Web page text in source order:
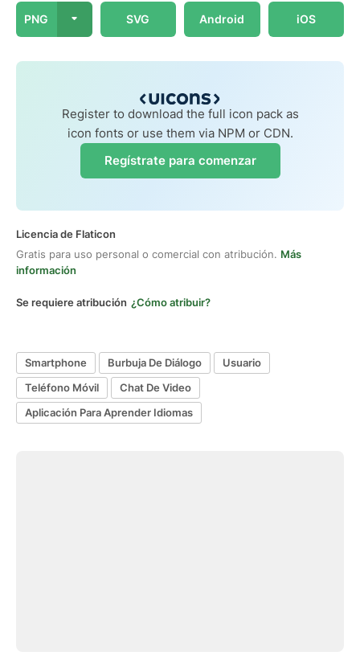
PNG SVG Android iOS
Register to download the full icon pack as
icon fonts or use them via NPM or CDN.
Regístrate para comenzar
Licencia de Flaticon
Gratis para uso personal o comercial con atribución. Más
información
Se requiere atribución ¿Cómo atribuir?
Smartphone Burbuja De Diálogo
Usuario
Teléfono Móvil
Chat De Video
Aplicación Para Aprender Idiomas